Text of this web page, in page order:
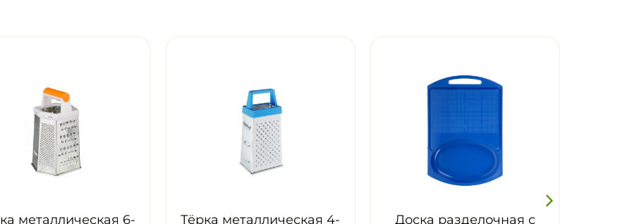
Тёрка металлическая 4-
Доска разделочная с
Доска разделочная